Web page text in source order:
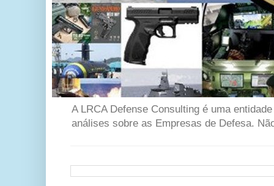
A LRCA Defense Consulting é uma
análises sobre as Empresas de Defesa.